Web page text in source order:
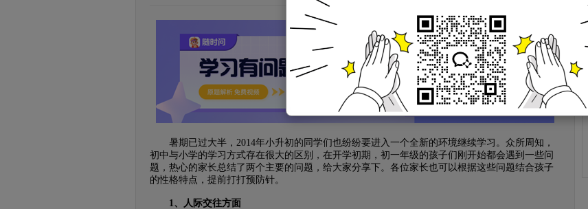
暑期已过大半，2014年小升初的同学们也纷纷要进入一个全新的环境继续学习。众所周知，
初中与小学的学习方式存在很大的区别，在开学初期，初一年级的孩子们刚开始都会遇到一些问
题，热心的家长总结了两个主要的问题，给大家分享下。各位家长也可以根据这些问题结合孩子
的性格特点，提前打打预防针。
1、人际交往方面